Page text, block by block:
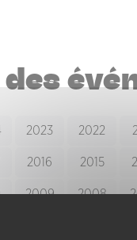
2023 2022
2016 2015
2009 2008